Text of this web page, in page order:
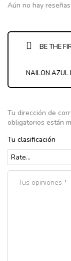
Aún no hay
BE THE
NAILON AZUL
Tu dirección de
obligatorios están
Tu clasificación